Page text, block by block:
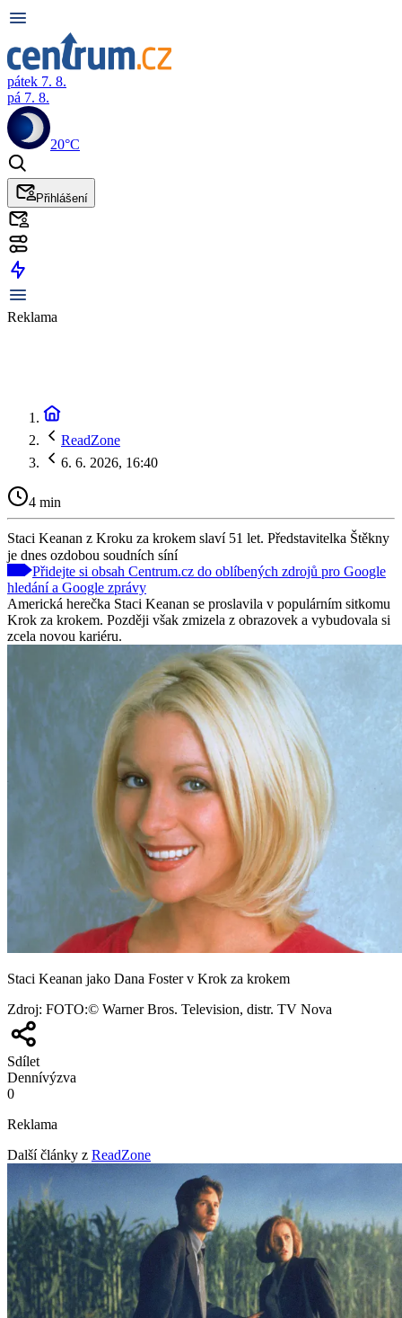
pátek 7. 8.
pá 7. 8.
20°C
Přihlášení
Reklama
ReadZone
6. 6. 2026, 16:40
4 min
Staci Keanan z Kroku za krokem slaví 51 let. Představitelka Štěkny
je dnes ozdobou soudních síní
Přidejte si obsah Centrum.cz do oblíbených zdrojů pro Google
hledání a Google zprávy
Americká herečka Staci Keanan se proslavila v populárním sitkomu
Krok za krokem. Později však zmizela z obrazovek a vybudovala si
zcela novou kariéru.
Staci Keanan jako Dana Foster v Krok za krokem
Zdroj: FOTO:© Warner Bros. Television, distr. TV Nova
Sdílet
Dennívýzva
0
Reklama
Další články z ReadZone